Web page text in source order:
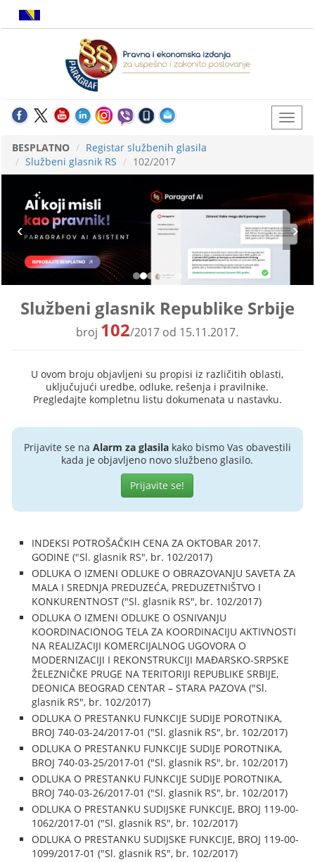
BESPLATNO
Registar službenih glasila
Službeni glasnik RS
102/2017
Službeni glasnik Republike Srbije
broj 102/2017 od 15.11.2017.
U ovom broju objavljeni su propisi iz različitih oblasti,
uključujući uredbe, odluke, rešenja i pravilnike.
Pregledajte kompletnu listu dokumenata u nastavku.
Prijavite se na Alarm za glasilakako bismo Vas obavestili
kada je objavljeno novo službeno glasilo.
Prijavite se!
INDEKSI POTROŠAČKIH CENA ZA OKTOBAR 2017.
GODINE ("Sl. glasnik RS", br. 102/2017)
ODLUKA O IZMENI ODLUKE O OBRAZOVANJU SAVETA ZA
MALA I SREDNJA PREDUZEĆA, PREDUZETNIŠTVO I
KONKURENTNOST ("Sl. glasnik RS", br. 102/2017)
ODLUKA O IZMENI ODLUKE O OSNIVANJU
KOORDINACIONOG TELA ZA KOORDINACIJU AKTIVNOSTI
NA REALIZACIJI KOMERCIJALNOG UGOVORA O
MODERNIZACIJI I REKONSTRUKCIJI MAĐARSKO-SRPSKE
ŽELEZNIČKE PRUGE NA TERITORIJI REPUBLIKE SRBIJE,
DEONICA BEOGRAD CENTAR – STARA PAZOVA ("Sl.
glasnik RS", br. 102/2017)
ODLUKA O PRESTANKU FUNKCIJE SUDIJE POROTNIKA,
BROJ 740-03-24/2017-01 ("Sl. glasnik RS", br. 102/2017)
ODLUKA O PRESTANKU FUNKCIJE SUDIJE POROTNIKA,
BROJ 740-03-25/2017-01 ("Sl. glasnik RS", br. 102/2017)
ODLUKA O PRESTANKU FUNKCIJE SUDIJE POROTNIKA,
BROJ 740-03-26/2017-01 ("Sl. glasnik RS", br. 102/2017)
ODLUKA O PRESTANKU SUDIJSKE FUNKCIJE, BROJ 119-00-
1062/2017-01 ("Sl. glasnik RS", br. 102/2017)
ODLUKA O PRESTANKU SUDIJSKE FUNKCIJE, BROJ 119-00-
1099/2017-01 ("Sl. glasnik RS", br. 102/2017)